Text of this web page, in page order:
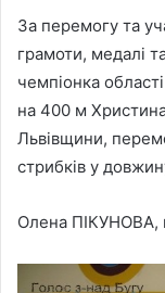
За перемогу та
грамоти, медалі
чемпіонка
на 400 м
Львівщини,
стрибків у
Олена ПІКУНОВА,